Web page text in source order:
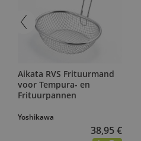
Aikata RVS Frituurmand
voor Tempura- en
Frituurpannen
Yoshikawa
38,95 €